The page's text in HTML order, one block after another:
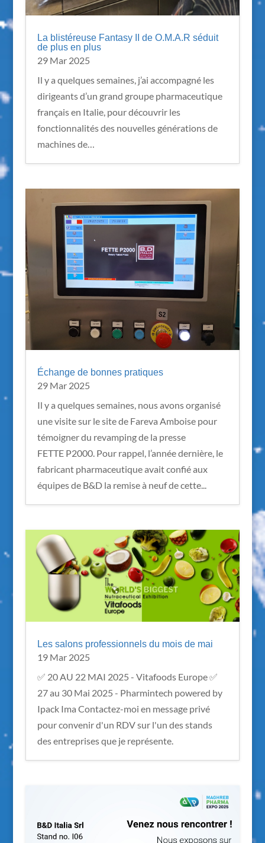
La blistéreuse Fantasy II de O.M.A.R séduit
de plus en plus
29 Mar 2025
Il y a quelques semaines, j’ai accompagné les
dirigeants d’un grand groupe pharmaceutique
français en Italie, pour découvrir les
fonctionnalités des nouvelles générations de
machines de…
Échange de bonnes pratiques
29 Mar 2025
Il y a quelques semaines, nous avons organisé
une visite sur le site de Fareva Amboise pour
témoigner du revamping de la presse
FETTE P2000. Pour rappel, l’année dernière, le
fabricant pharmaceutique avait confié aux
équipes de B&D la remise à neuf de cette...
Les salons professionnels du mois de mai
19 Mar 2025
✅ 20 AU 22 MAI 2025 - Vitafoods Europe ✅
27 au 30 Mai 2025 - Pharmintech powered by
Ipack Ima Contactez-moi en message privé
pour convenir d'un RDV sur l'un des stands
des entreprises que je représente.